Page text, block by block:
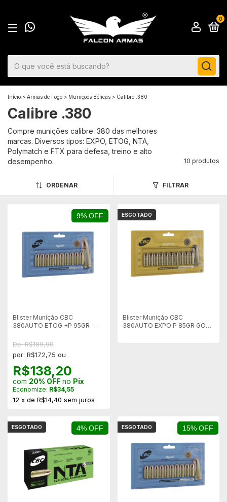
0
Início > Armas de Fogo > Munições Bélicas > Calibre .380
Calibre .380
Compre munições calibre .380 das melhores
marcas. Diversos tipos: EXPO, ETOG, NTA,
Polymatch e FTX para defesa, treino e alto
desempenho.
10 produtos
ORDENAR FILTRAR
9% OFF
Blister Munição CBC
380AUTO ETOG +P 95GR -
De: R$189,90
por: R$172,75 ou
R$138,20
com 20% OFF no Pix
Economize: R$34,55
12 x de R$14,40 sem juros
ESGOTADO
Blister Munição CBC
380AUTO EXPO P 85GR GOLD
4% OFF
ESGOTADO 15% OFF
ESGOTADO